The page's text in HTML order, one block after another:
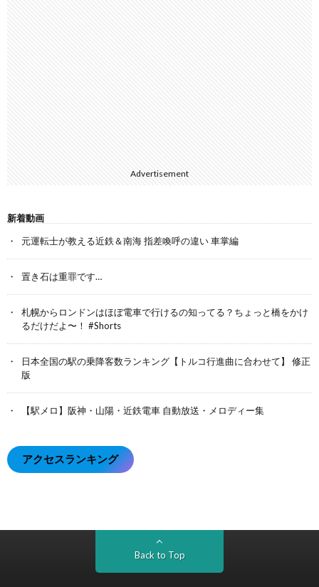
Advertisement
新着動画
元運転士が教える近鉄＆南海 指差喚呼の違い 車掌編
置き石は重罪です…
札幌からロンドンはほぼ電車で行けるの知ってる？ちょっと橋をかけ
るだけだよ〜！ #Shorts
日本全国の駅の乗降客数ランキング【トルコ行進曲に合わせて】 修正
版
【駅メロ】阪神・山陽・近鉄電車 自動放送・メロディー集
アクセスランキング
Back to Top